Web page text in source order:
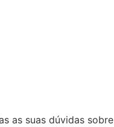
as suas dúvidas